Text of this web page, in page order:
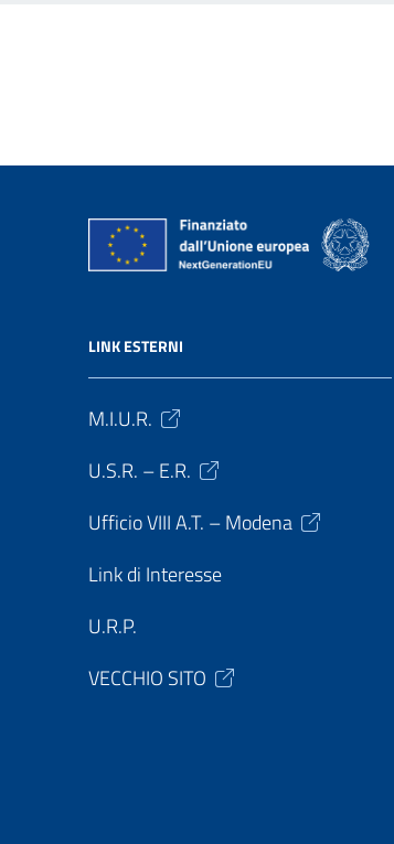
LINK ESTERNI
M.I.U.R.
U.S.R. – E.R.
Ufficio VIII A.T. – Modena
Link di Interesse
U.R.P.
VECCHIO SITO